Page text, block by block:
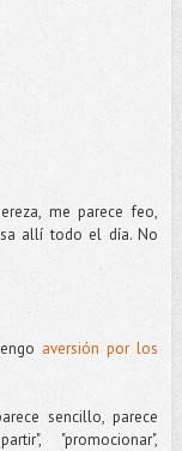
me parece feo,
allí todo el día. No
aversión por los
sencillo, parece
"promocionar",